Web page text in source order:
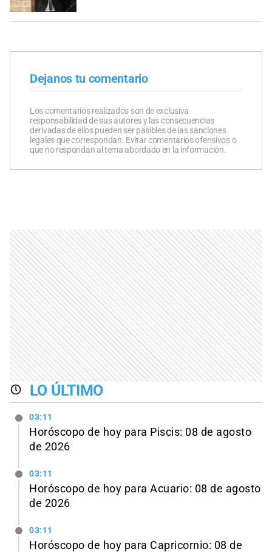
Dejanos tu comentario
Los comentarios realizados son de exclusiva
responsabilidad de sus autores y las consecuencias
derivadas de ellos pueden ser pasibles de las sanciones
legales que correspondan. Evitar comentarios ofensivos o
que no respondan al tema abordado en la información.
LO ÚLTIMO
03:11
Horóscopo de hoy para Piscis: 08 de agosto
de 2026
03:11
Horóscopo de hoy para Acuario: 08 de agosto
de 2026
03:11
Horóscopo de hoy para Capricornio: 08 de